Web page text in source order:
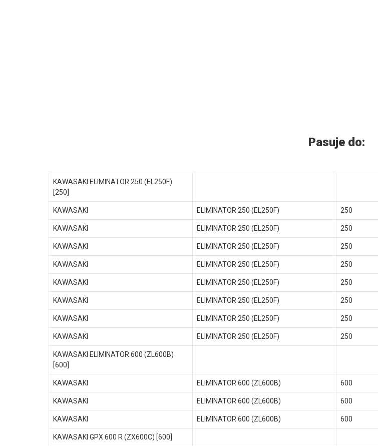
Pasuje do:
KAWASAKI ELIMINATOR 250 (EL250F)
[250]
KAWASAKI ELIMINATOR 250 (EL250F) 250
KAWASAKI ELIMINATOR 250 (EL250F) 250
KAWASAKI ELIMINATOR 250 (EL250F) 250
KAWASAKI ELIMINATOR 250 (EL250F) 250
KAWASAKI ELIMINATOR 250 (EL250F) 250
KAWASAKI ELIMINATOR 250 (EL250F) 250
KAWASAKI ELIMINATOR 250 (EL250F) 250
KAWASAKI ELIMINATOR 250 (EL250F) 250
KAWASAKI ELIMINATOR 600 (ZL600B)
[600]
KAWASAKI ELIMINATOR 600 (ZL600B) 600
KAWASAKI ELIMINATOR 600 (ZL600B) 600
KAWASAKI ELIMINATOR 600 (ZL600B) 600
KAWASAKI GPX 600 R (ZX600C) [600]